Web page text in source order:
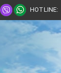
HOTLINE: